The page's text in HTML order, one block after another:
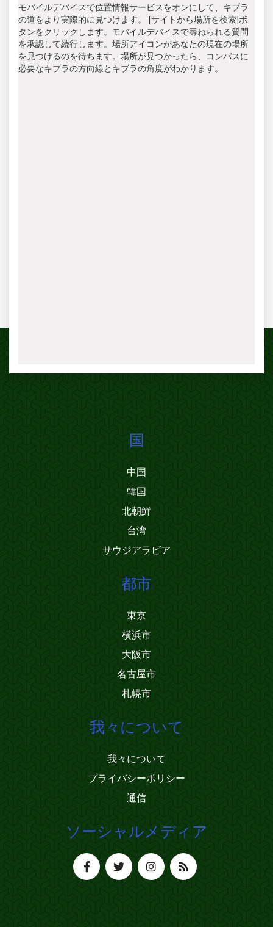
モバイルデバイスで位置情報サービスをオンにして、キブラ
の道をより実際的に見つけます。 [サイトから場所を検索]ボ
タンをクリックします。モバイルデバイスで尋ねられる質問
を承認して続行します。場所アイコンがあなたの現在の場所
を見つけるのを待ちます。場所が見つかったら、コンパスに
必要なキブラの方向線とキブラの角度がわかります。
国
中国
韓国
北朝鮮
台湾
サウジアラビア
都市
東京
横浜市
大阪市
名古屋市
札幌市
我々について
我々について
プライバシーポリシー
通信
ソーシャルメディア